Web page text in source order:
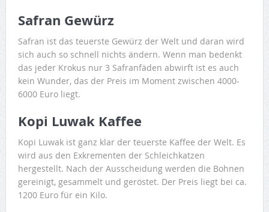
Safran Gewürz
Safran ist das teuerste Gewürz der Welt und daran wird
sich auch so schnell nichts ändern. Wenn man bedenkt
das jeder Krokus nur 3 Safranfäden abwirft ist es auch
kein Wunder, das der Preis im Moment zwischen 4000-
6000 Euro liegt.
Kopi Luwak Kaffee
Kopi Luwak ist ganz klar der teuerste Kaffee der Welt. Es
wird aus den Exkrementen der Schleichkatzen
hergestellt. Nach der Ausscheidung werden die Bohnen
gereinigt, gesammelt und geröstet. Der Preis liegt bei ca.
1200 Euro für ein Kilo.